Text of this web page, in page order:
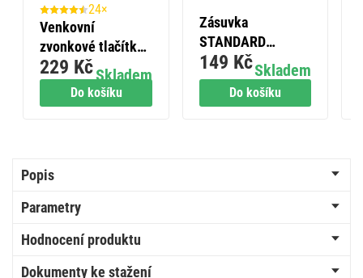
Do košíku
24×
Venkovní
zvonkové tlačítko
pro P5760, P5763,
P5763R na 1x
CR2032
Skladem
229 Kč
Do košíku
Zásuvka
STANDARD
4FN15059.2116 H
Skladem
149 Kč
Popis
Parametry
Hodnocení produktu
Dokumenty ke stažení